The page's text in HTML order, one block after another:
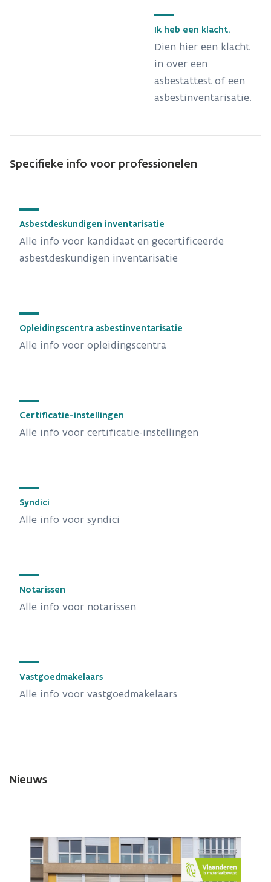
Ik heb een klacht.
Dien hier een klacht
in over een
asbestattest of een
asbestinventarisatie.
Specifieke info voor professionelen
Asbestdeskundigen inventarisatie
Alle info voor kandidaat en gecertificeerde
asbestdeskundigen inventarisatie
Opleidingscentra asbestinventarisatie
Alle info voor opleidingscentra
Certificatie-instellingen
Alle info voor certificatie-instellingen
Syndici
Alle info voor syndici
Notarissen
Alle info voor notarissen
Vastgoedmakelaars
Alle info voor vastgoedmakelaars
Nieuws